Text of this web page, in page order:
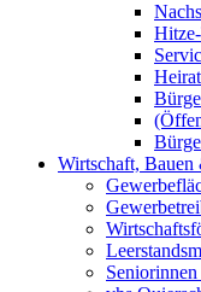
Wirtschaft, Bauen